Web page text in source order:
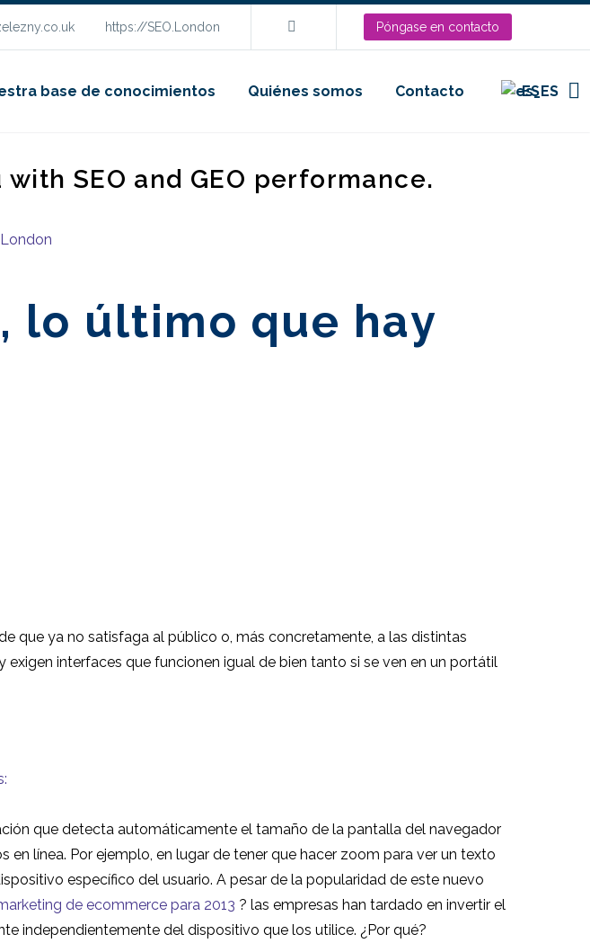
https://SEO.London Póngase en contacto
base de conocimientos Quiénes somos Contacto ES
SEO and GEO performance.
lo último que hay
que ya no satisfaga al público o, más concretamente, a las distintas
interfaces que funcionen igual de bien tanto si se ven en un portátil
que detecta automáticamente el tamaño de la pantalla del navegador
línea. Por ejemplo, en lugar de tener que hacer zoom para ver un texto
específico del usuario. A pesar de la popularidad de este nuevo
de ecommerce para 2013 ? las empresas han tardado en invertir el
independientemente del dispositivo que los utilice. ¿Por qué?